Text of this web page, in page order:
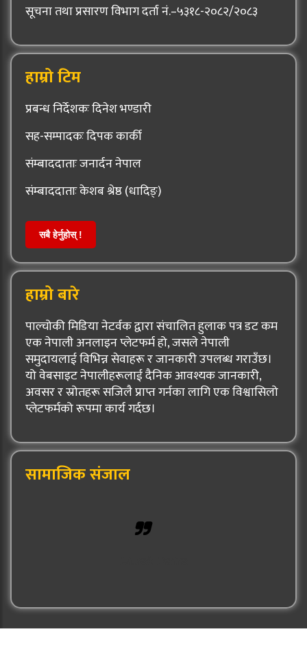
सूचना तथा प्रसारण विभाग दर्ता नं.–५३१८-२०८२/२०८३
हाम्रो टिम
प्रबन्ध निर्देशकः दिनेश भण्डारी
सह-सम्पादकः दिपक कार्की
संम्बाददाताः जनार्दन नेपाल
संम्बाददाताः केशब श्रेष्ठ (धादिङ्)
सबै हेर्नुहोस् !
हाम्रो बारे
पाल्चोकी मिडिया नेटर्वक द्वारा संचालित हुलाक पत्र डट कम
एक नेपाली अनलाइन प्लेटफर्म हो, जसले नेपाली
समुदायलाई विभिन्न सेवाहरू र जानकारी उपलब्ध गराउँछ।
यो वेबसाइट नेपालीहरूलाई दैनिक आवश्यक जानकारी,
अवसर र स्रोतहरू सजिलै प्राप्त गर्नका लागि एक विश्वासिलो
प्लेटफर्मको रूपमा कार्य गर्दछ।
सामाजिक संजाल